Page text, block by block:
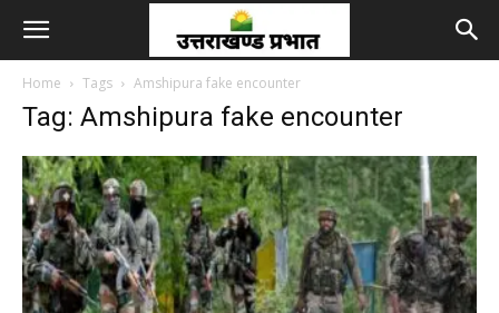
Home Tags Amshipura fake encounter
Tag: Amshipura fake encounter